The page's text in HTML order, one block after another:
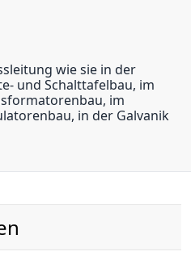
wie sie in der
und Schalttafelbau, im
im
in der Galvanik